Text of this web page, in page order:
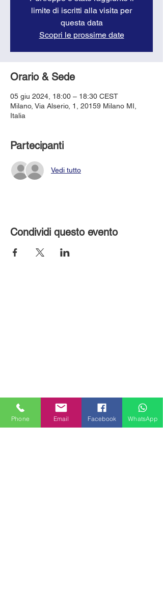
limite di iscritti alla visita per
questa data
Scopri le prossime date
Orario & Sede
05 giu 2024, 18:00 – 18:30 CEST
Milano, Via Alserio, 1, 20159 Milano MI,
Italia
Partecipanti
Vedi tutto
Condividi questo evento
MILANHOUSES
Phone Email Facebook WhatsApp